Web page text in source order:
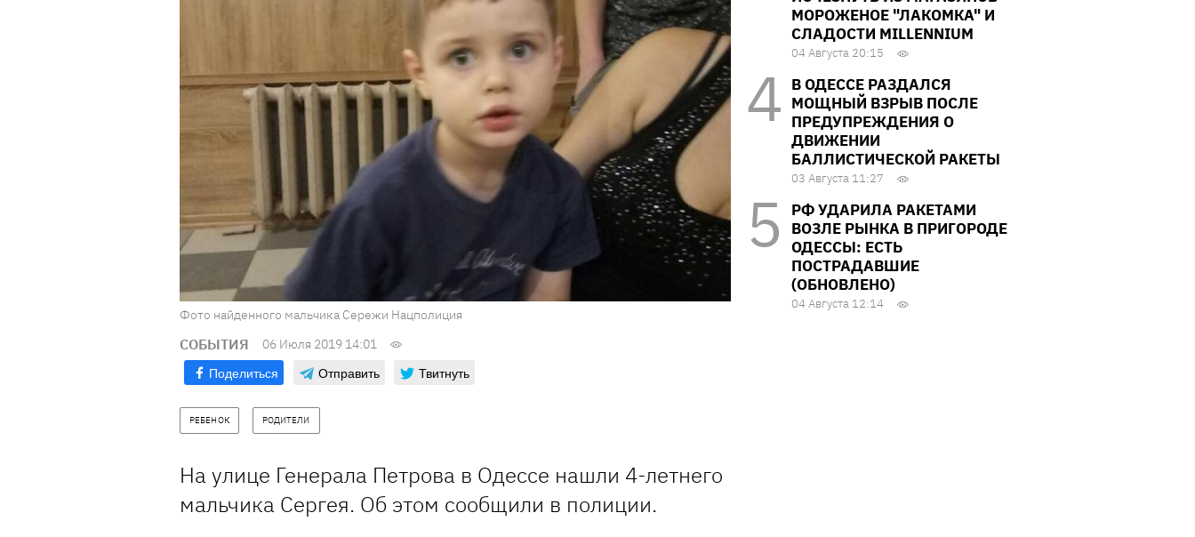
Фото найденного мальчика Сережи Нацполиция
СОБЫТИЯ 06 Июля 2019 14:01
Поделиться Отправить Твитнуть
РЕБЕНОК РОДИТЕЛИ
На улице Генерала Петрова в Одессе нашли 4-летнего
мальчика Сергея. Об этом сообщили в полиции.
МОРОЖЕНОЕ "ЛАКОМКА" И
СЛАДОСТИ MILLENNIUM
04 Августа 20:15
В ОДЕССЕ РАЗДАЛСЯ
МОЩНЫЙ ВЗРЫВ ПОСЛЕ
ПРЕДУПРЕЖДЕНИЯ О
ДВИЖЕНИИ
БАЛЛИСТИЧЕСКОЙ РАКЕТЫ
03 Августа 11:27
РФ УДАРИЛА РАКЕТАМИ
ВОЗЛЕ РЫНКА В ПРИГОРОДЕ
ОДЕССЫ: ЕСТЬ
ПОСТРАДАВШИЕ
(ОБНОВЛЕНО)
04 Августа 12:14